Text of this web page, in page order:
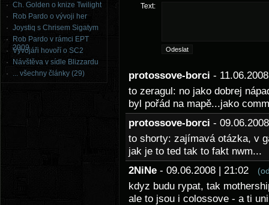
Ch. Golden o knize Twilight
Rob Pardo o vývoji her
Joystiq s Chrisem Sigatym
Rob Pardo v rámci EPT
2009
Vývojáři hovoří o SC2
Návštěva v sídle Blizzardu
... všechny články (29)
Text:
protossove-borci -
to zeragul: no jako dobrej
byl pořád na mapě...jako
protossove-borci -
to shorty: zajímavá otázka, v
jak je to ted tak to fakt nwm...
2NiNe - 09.06.2008 | 21:02
kdyz budu rypat, tak
ale to jsou i colossove - a ti